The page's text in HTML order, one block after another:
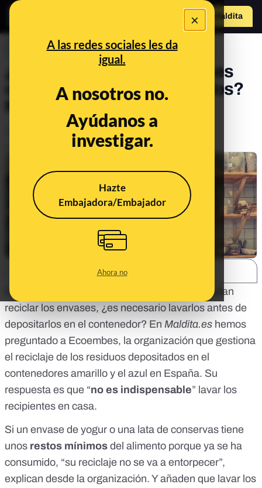
×
A las redes sociales les da
igual.
A nosotros no.
Ayúdanos a
investigar.
Hazte
Embajadora/Embajador
Ahora no
Hazte Maldita
PREBUNKING
¿Hay que limpiar los envases
con agua antes de reciclarlos?
No es necesario
Oct 3, 2022, 9:14:00 AM
Es una pregunta muy común: para que se puedan
reciclar los envases, ¿es necesario lavarlos antes de
depositarlos en el contenedor? En Maldita.es hemos
preguntado a Ecoembes, la organización que gestiona
el reciclaje de los residuos depositados en el
contenedores amarillo y el azul en España. Su
respuesta es que “no es indispensable” lavar los
recipientes en casa.
Si un envase de yogur o una lata de conservas tiene
unos restos mínimos del alimento porque ya se ha
consumido, “su reciclaje no se va a entorpecer”,
explican desde la organización. Y añaden que lavar los